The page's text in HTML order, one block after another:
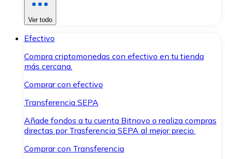
Ver todo
Efectivo
Compra criptomonedas con efectivo en tu tienda
más cercana.
Comprar con efectivo
Transferencia SEPA
Añade fondos a tu cuenta Bitnovo o realiza compras
directas por Trasferencia SEPA al mejor precio.
Comprar con Transferencia